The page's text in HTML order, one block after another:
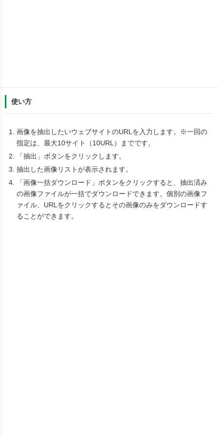
使い方
画像を抽出したいウェブサイトのURLを入力します。※一回の
指定は、最大10サイト（10URL）までです。
「抽出」ボタンをクリックします。
抽出した画像リストが表示されます。
「画像一括ダウンロード」ボタンをクリックすると、抽出済み
の画像ファイルが一括でダウンロードできます。個別の画像フ
ァイル、URLをクリックするとその画像のみをダウンロードす
ることができます。